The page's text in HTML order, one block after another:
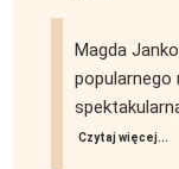
Magda
popularnego
Czytaj więcej...